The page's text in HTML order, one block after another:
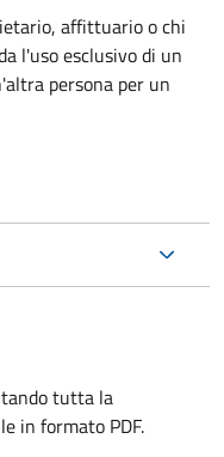
affittuario o chi
l'uso esclusivo di un
persona per un
tutta la
in formato PDF.